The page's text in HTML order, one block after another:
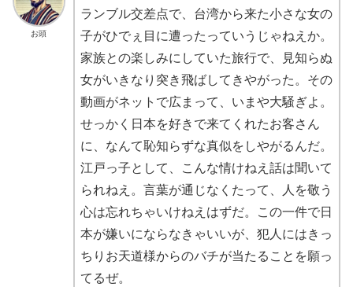
お頭
ランブル交差点で、台湾から来た小さな女の
子がひでぇ目に遭ったっていうじゃねえか。
家族との楽しみにしていた旅行で、見知らぬ
女がいきなり突き飛ばしてきやがった。その
動画がネットで広まって、いまや大騒ぎよ。
せっかく日本を好きで来てくれたお客さん
に、なんて恥知らずな真似をしやがるんだ。
江戸っ子として、こんな情けねえ話は聞いて
られねえ。言葉が通じなくたって、人を敬う
心は忘れちゃいけねえはずだ。この一件で日
本が嫌いにならなきゃいいが、犯人にはきっ
ちりお天道様からのバチが当たることを願っ
てるぜ。